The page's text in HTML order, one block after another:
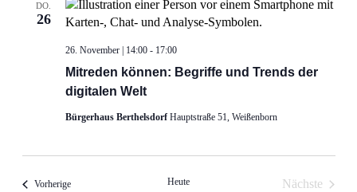
DO.
26
Mitreden können: Begriffe und Trends der
digitalen Welt
26. November | 14:00- 17:00
Bürgerhaus Berthelsdorf Hauptstraße 51, Weißenborn
VorherigeVeranstaltungen Heute
Nächste